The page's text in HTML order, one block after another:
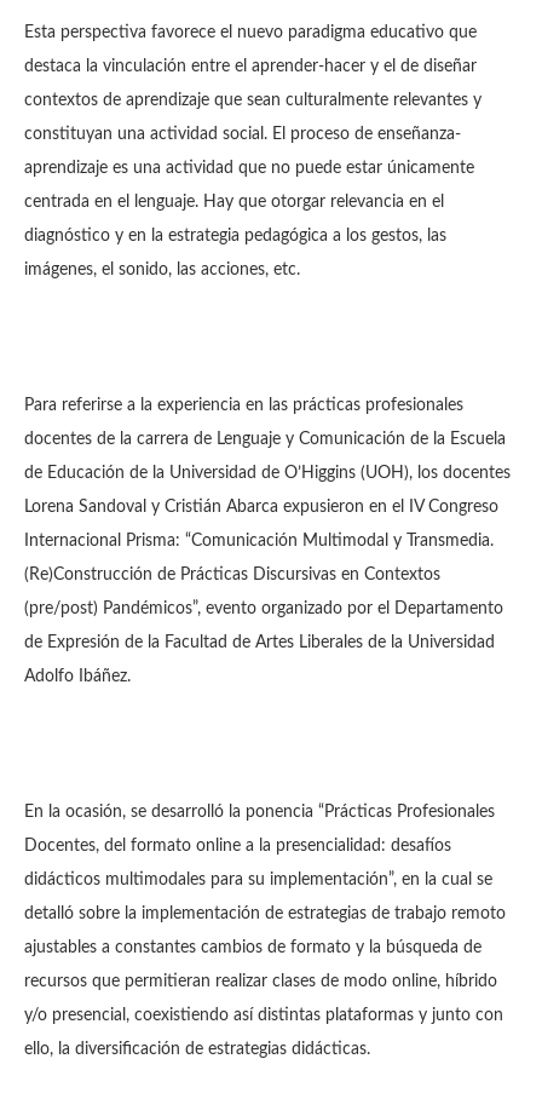
Esta perspectiva favorece el nuevo paradigma educativo que
destaca la vinculación entre el aprender-hacer y el de diseñar
contextos de aprendizaje que sean culturalmente relevantes y
constituyan una actividad social. El proceso de enseñanza-
aprendizaje es una actividad que no puede estar únicamente
centrada en el lenguaje. Hay que otorgar relevancia en el
diagnóstico y en la estrategia pedagógica a los gestos, las
imágenes, el sonido, las acciones, etc.
Para referirse a la experiencia en las prácticas profesionales
docentes de la carrera de Lenguaje y Comunicación de la Escuela
de Educación de la Universidad de O’Higgins (UOH), los docentes
Lorena Sandoval y Cristián Abarca expusieron en el IV Congreso
Internacional Prisma: “Comunicación Multimodal y Transmedia.
(Re)Construcción de Prácticas Discursivas en Contextos
(pre/post) Pandémicos”, evento organizado por el Departamento
de Expresión de la Facultad de Artes Liberales de la Universidad
Adolfo Ibáñez.
En la ocasión, se desarrolló la ponencia “Prácticas Profesionales
Docentes, del formato online a la presencialidad: desafíos
didácticos multimodales para su implementación”, en la cual se
detalló sobre la implementación de estrategias de trabajo remoto
ajustables a constantes cambios de formato y la búsqueda de
recursos que permitieran realizar clases de modo online, híbrido
y/o presencial, coexistiendo así distintas plataformas y junto con
ello, la diversificación de estrategias didácticas.